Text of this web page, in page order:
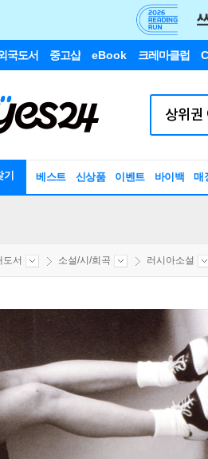
국도서 중고샵 eBook 크레마클럽
베스트 신상품 이벤트 바이백 매
도서 소설/시/희곡 러시아소설